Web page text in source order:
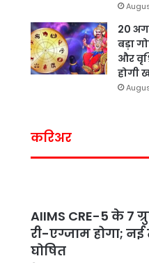
20
बड़ा
और
होगी
करिअर
AIIMS CRE-5 के 7
री-एग्जाम होगा; नई
घोषित